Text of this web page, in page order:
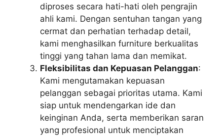
diproses secara hati-hati oleh pengrajin
ahli kami. Dengan sentuhan tangan yang
cermat dan perhatian terhadap detail,
kami menghasilkan furniture berkualitas
tinggi yang tahan lama dan memikat.
Fleksibilitas dan Kepuasan Pelanggan:
Kami mengutamakan kepuasan
pelanggan sebagai prioritas utama. Kami
siap untuk mendengarkan ide dan
keinginan Anda, serta memberikan saran
yang profesional untuk menciptakan